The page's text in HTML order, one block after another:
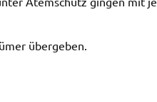
übergeben.